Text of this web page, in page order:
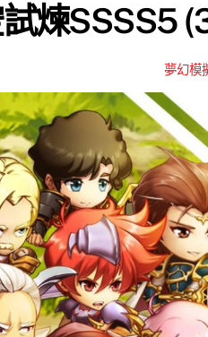
煉SSSS5
夢幻模